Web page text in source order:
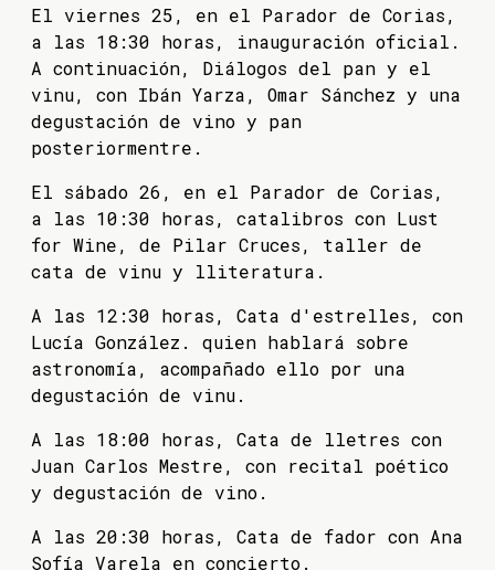
El viernes 25, en el Parador de Corias,
a las 18:30 horas, inauguración oficial.
A continuación, Diálogos del pan y el
vinu, con Ibán Yarza, Omar Sánchez y una
degustación de vino y pan
posteriormentre.
El sábado 26, en el Parador de Corias,
a las 10:30 horas, catalibros con Lust
for Wine, de Pilar Cruces, taller de
cata de vinu y lliteratura.
A las 12:30 horas, Cata d'estrelles, con
Lucía González. quien hablará sobre
astronomía, acompañado ello por una
degustación de vinu.
A las 18:00 horas, Cata de lletres con
Juan Carlos Mestre, con recital poético
y degustación de vino.
A las 20:30 horas, Cata de fador con Ana
Sofía Varela en concierto.